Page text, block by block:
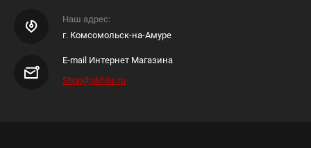
Наш адрес:
г. Комсомольск-на-Амуре
E-mail Интернет Магазина
Shop@pkfdis.ru